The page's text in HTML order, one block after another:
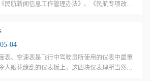
民航新闻信息工作管理办法》、《民航专项改革
04
表、空速表是飞行中驾驶员所使用的仪表中最重
人眼花缭乱的仪表板上，这四块仪表理所当然地